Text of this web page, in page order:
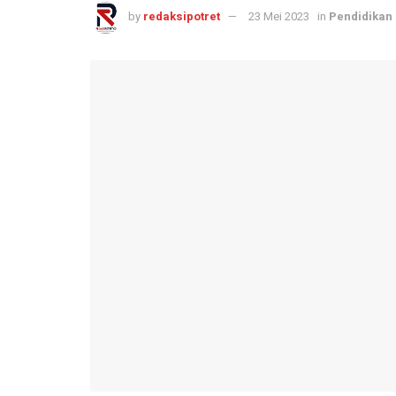
by redaksipotret 23 Mei 2023 in Pendidikan